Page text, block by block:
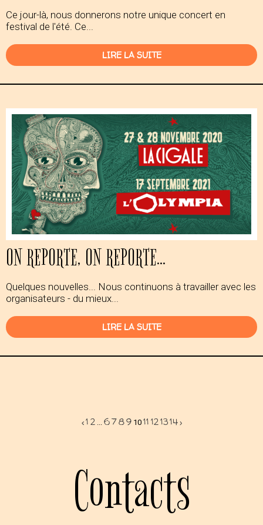
Ce jour-là, nous donnerons notre unique concert en
festival de l'été. Ce...
LIRE LA SUITE
ON REPORTE, ON REPORTE...
Quelques nouvelles... Nous continuons à travailler avec les
organisateurs - du mieux...
LIRE LA SUITE
‹1 2 ... 6789 10 11 121314›
Contacts